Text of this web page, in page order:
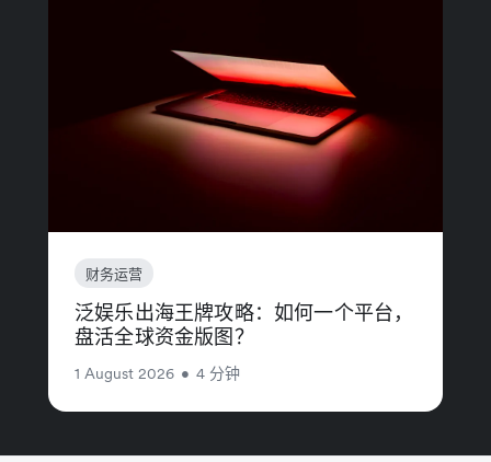
财务运营
泛娱乐出海王牌攻略：如何一个平台，
盘活全球资金版图？
1 August 2026 • 4 分钟